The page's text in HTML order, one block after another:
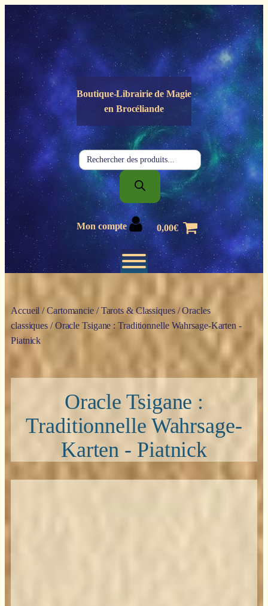
Panneau de gestion des cookies
Boutique-Librairie deMagie
en Brocéliande
Recherche
de
produits
Mon compte 0,00€
Accueil /Cartomancie/Tarots & Classiques/Oracles
classiques / Oracle Tsigane : Traditionnelle Wahrsage-Karten -
Piatnick
Oracle Tsigane :
Traditionnelle Wahrsage-
Karten - Piatnick